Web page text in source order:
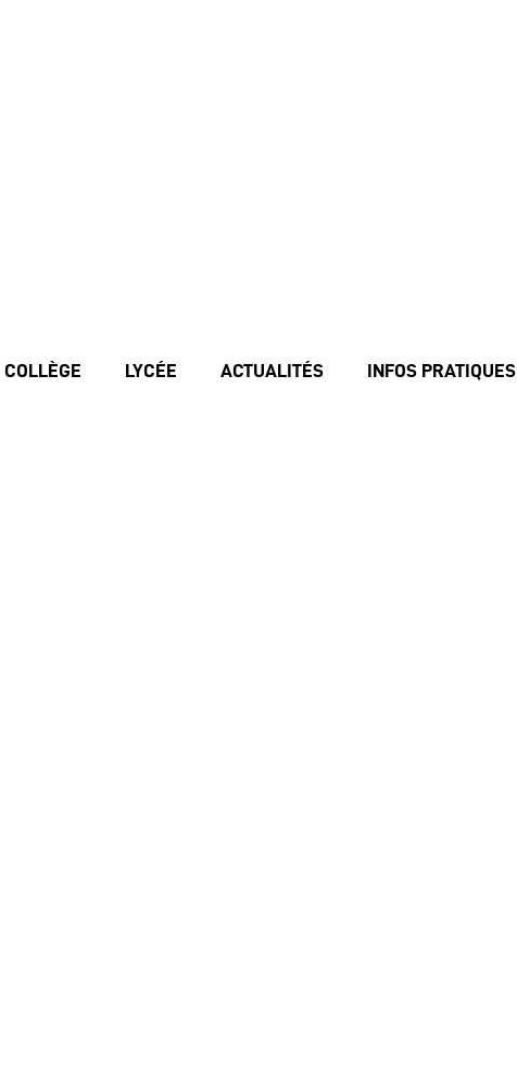
COLLÈGE LYCÉE ACTUALITÉS INFOS PRATIQUES